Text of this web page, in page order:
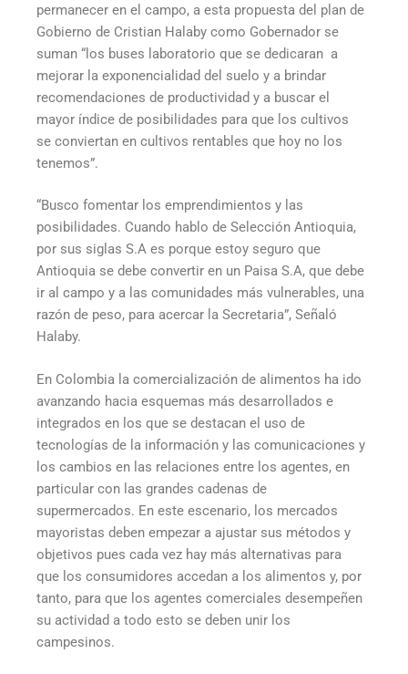
permanecer en el campo, a esta propuesta del plan de
Gobierno de Cristian Halaby como Gobernador se
suman “los buses laboratorio que se dedicaran a
mejorar la exponencialidad del suelo y a brindar
recomendaciones de productividad y a buscar el
mayor índice de posibilidades para que los cultivos
se conviertan en cultivos rentables que hoy no los
tenemos”.
“Busco fomentar los emprendimientos y las
posibilidades. Cuando hablo de Selección Antioquia,
por sus siglas S.A es porque estoy seguro que
Antioquia se debe convertir en un Paisa S.A, que debe
ir al campo y a las comunidades más vulnerables, una
razón de peso, para acercar la Secretaria”, Señaló
Halaby.
En Colombia la comercialización de alimentos ha ido
avanzando hacia esquemas más desarrollados e
integrados en los que se destacan el uso de
tecnologías de la información y las comunicaciones y
los cambios en las relaciones entre los agentes, en
particular con las grandes cadenas de
supermercados. En este escenario, los mercados
mayoristas deben empezar a ajustar sus métodos y
objetivos pues cada vez hay más alternativas para
que los consumidores accedan a los alimentos y, por
tanto, para que los agentes comerciales desempeñen
su actividad a todo esto se deben unir los
campesinos.